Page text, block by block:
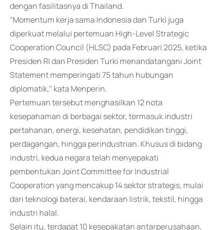
dengan fasilitasnya di Thailand.
"Momentum kerja sama Indonesia dan Turki juga
diperkuat melalui pertemuan High-Level Strategic
Cooperation Council (HLSC) pada Februari 2025, ketika
Presiden RI dan Presiden Turki menandatangani Joint
Statement memperingati 75 tahun hubungan
diplomatik," kata Menperin.
Pertemuan tersebut menghasilkan 12 nota
kesepahaman di berbagai sektor, termasuk industri
pertahanan, energi, kesehatan, pendidikan tinggi,
perdagangan, hingga perindustrian. Khusus di bidang
industri, kedua negara telah menyepakati
pembentukan Joint Committee for Industrial
Cooperation yang mencakup 14 sektor strategis, mulai
dari teknologi baterai, kendaraan listrik, tekstil, hingga
industri halal.
Selain itu, terdapat 10 kesepakatan antarperusahaan,